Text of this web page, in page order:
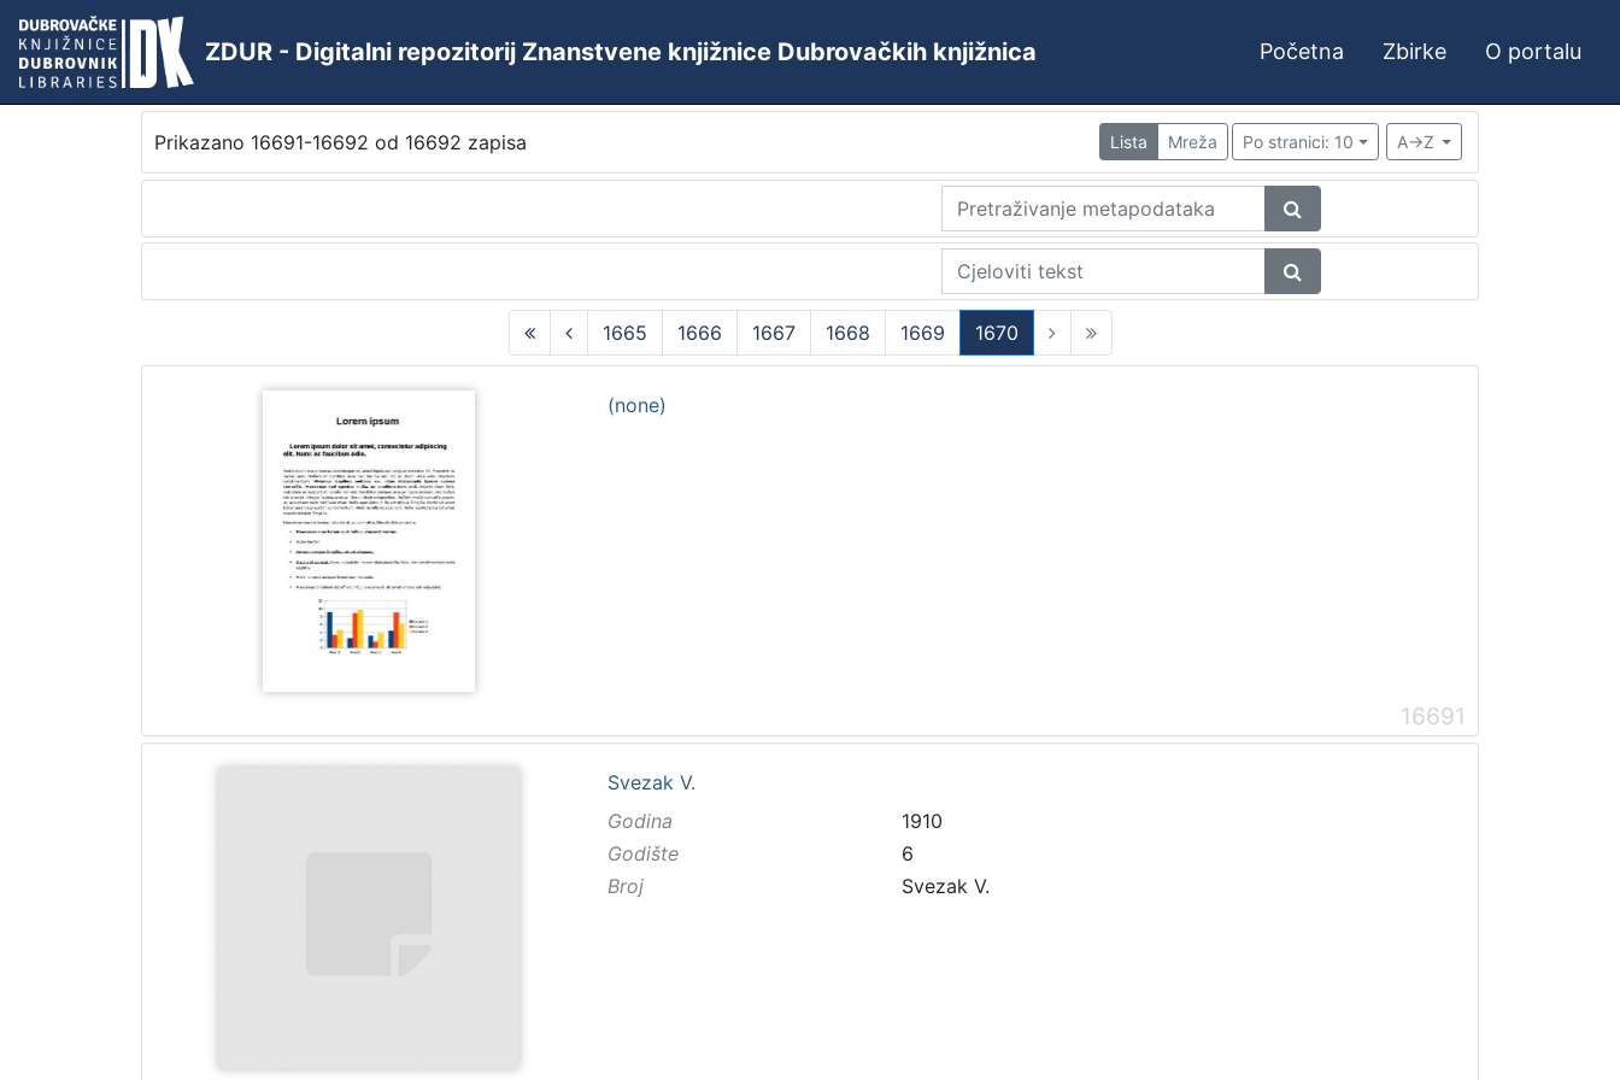
ZDUR - Digitalni repozitorij Znanstvene knjižnice Dubrovačkih knjižnica Početna Zbirke O portalu
Prikazano 16691-16692 od 16692 zapisa Lista Mreža Po stranici: 10 A->Z
1665 1666 1667 1668 1669
1670
(current)
(none)
16691
Svezak V.
Godina
1910
Godište
6
Broj
Svezak V.